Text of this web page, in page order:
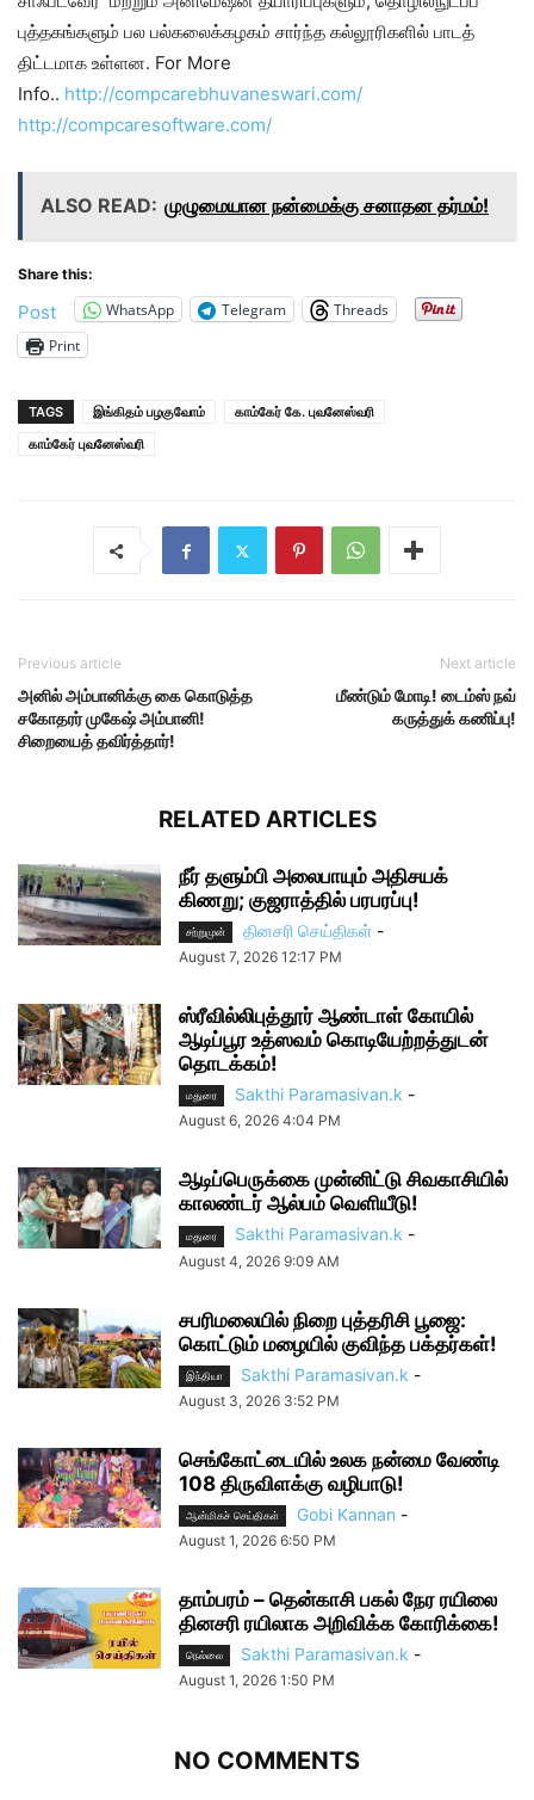
புத்தகங்களும் பல பல்கலைக்கழகம் சார்ந்த கல்லூரிகளில் பாடத்
திட்டமாக உள்ளன. For More
Info.. http://compcarebhuvaneswari.com/
http://compcaresoftware.com/
ALSO READ: முழுமையான நன்மைக்கு சனாதன தர்மம்!
Share this:
Post WhatsApp Telegram
Threads
Print
TAGS இங்கிதம் பழகுவோம்
காம்கேர் கே. புவனேஸ்வரி
காம்கேர் புவனேஸ்வரி
Previous article
அனில் அம்பானிக்கு கை கொடுத்த
சகோதரர் முகேஷ் அம்பானி!
சிறையைத் தவிர்த்தார்!
Next article
மீண்டும் மோடி! டைம்ஸ் நவ்
கருத்துக் கணிப்பு!
RELATED ARTICLES
நீர் தளும்பி அலைபாயும் அதிசயக்
கிணறு; குஜராத்தில் பரபரப்பு!
சற்றுமுன் தினசரி செய்திகள் -
August 7, 2026 12:17 PM
ஸ்ரீவில்லிபுத்தூர் ஆண்டாள் கோயில்
ஆடிப்பூர உத்ஸவம் கொடியேற்றத்துடன்
தொடக்கம்!
மதுரை Sakthi Paramasivan.k -
August 6, 2026 4:04 PM
ஆடிப்பெருக்கை முன்னிட்டு சிவகாசியில்
காலண்டர் ஆல்பம் வெளியீடு!
மதுரை Sakthi Paramasivan.k -
August 4, 2026 9:09 AM
சபரிமலையில் நிறை புத்தரிசி பூஜை:
கொட்டும் மழையில் குவிந்த பக்தர்கள்!
இந்தியா Sakthi Paramasivan.k -
August 3, 2026 3:52 PM
செங்கோட்டையில் உலக நன்மை வேண்டி
108 திருவிளக்கு வழிபாடு!
ஆன்மிகச் செய்திகள் Gobi Kannan -
August 1, 2026 6:50 PM
தாம்பரம் – தென்காசி பகல் நேர ரயிலை
தினசரி ரயிலாக அறிவிக்க கோரிக்கை!
நெல்லை Sakthi Paramasivan.k -
August 1, 2026 1:50 PM
NO COMMENTS